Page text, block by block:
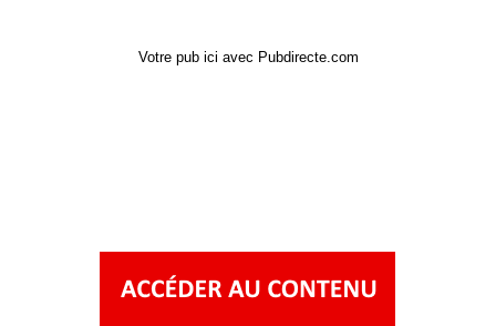
Votre pub ici avec Pubdirecte.com